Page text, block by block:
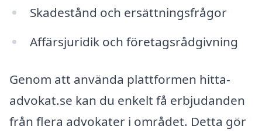
Skadestånd och ersättningsfrågor
Affärsjuridik och företagsrådgivning
Genom att använda plattformen hitta-
advokat.se kan du enkelt få erbjudanden
från flera advokater i området. Detta gör